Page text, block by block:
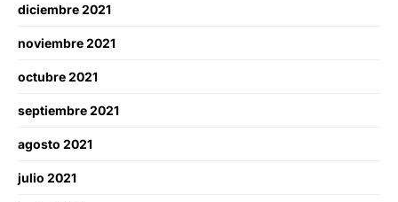
diciembre 2021
noviembre 2021
octubre 2021
septiembre 2021
agosto 2021
julio 2021